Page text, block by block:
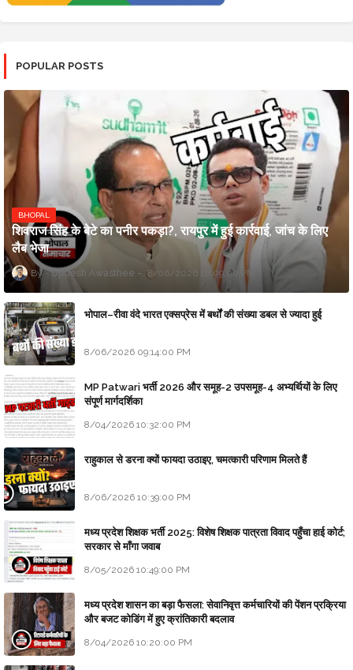
POPULAR POSTS
BHOPAL
शिवराज सिंह के बेटे का पनीर पकड़ा?, रायपुर में हुई कार्रवाई, जांच के लिए
लैब भेजा
Updesh Awasthee 8/06/2026 10:09:00 PM
भोपाल–रीवा वंदे भारत एक्सप्रेस में बर्थों की संख्या डबल से ज्यादा हुई
8/06/2026 09:14:00 PM
MP Patwari भर्ती 2026 और समूह-2 उपसमूह-4 अभ्यर्थियों के लिए
संपूर्ण मार्गदर्शिका
8/04/2026 10:32:00 PM
राहुकाल से डरना क्यों फायदा उठाइए, चमत्कारी परिणाम मिलते हैं
8/06/2026 10:39:00 PM
मध्य प्रदेश शिक्षक भर्ती 2025: विशेष शिक्षक पात्रता विवाद पहुँचा हाई कोर्ट;
सरकार से माँगा जवाब
8/05/2026 10:49:00 PM
मध्य प्रदेश शासन का बड़ा फैसला: सेवानिवृत्त कर्मचारियों की पेंशन प्रक्रिया
और बजट कोडिंग में हुए क्रांतिकारी बदलाव
8/04/2026 10:20:00 PM